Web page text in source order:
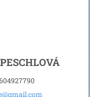
ail.com